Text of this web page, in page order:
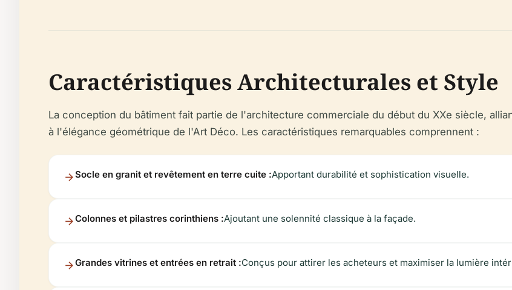
Caractéristiques Architecturales et Style
La conception du bâtiment fait partie de l'architecture commerciale du début du XXe siècle,
à l'élégance géométrique de l'Art Déco. Les caractéristiques remarquables comprennent :
Socle en granit et revêtement en terre cuite :Apportant durabilité et sophistication visuelle.
Colonnes et pilastres corinthiens :Ajoutant une solennité classique à la façade.
Grandes vitrines et entrées en retrait :Conçus pour attirer les acheteurs et maximiser la lumière